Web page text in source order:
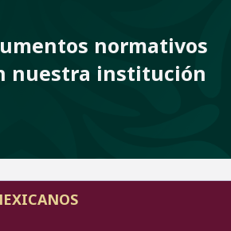
normativos
nuestra institución